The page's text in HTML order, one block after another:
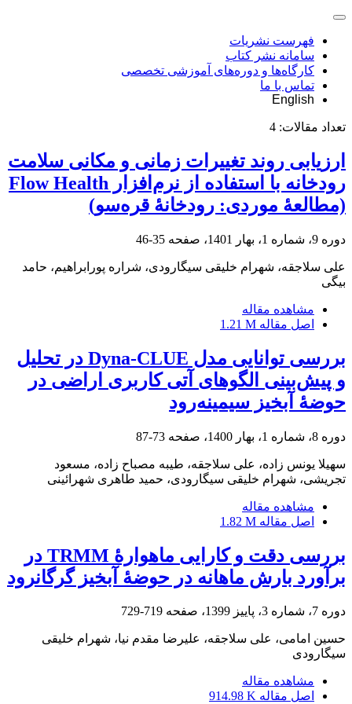
فهرست نشریات
سامانه نشر کتاب
کارگاه‌ها و دوره‌های آموزشی تخصصی
تماس با ما
English
تعداد مقالات: 4
ارزیابی روند تغییرات زمانی و مکانی سلامت
رودخانه با استفاده از نرم‌افزار Flow Health
(مطالعۀ موردی: رودخانۀ قره‌سو)
دوره 9، شماره 1، بهار 1401، صفحه 35-46
علی سلاجقه، شهرام خلیقی سیگارودی، شراره پورابراهیم، حامد
بیگی
مشاهده مقاله
اصل مقاله 1.21 M
بررسی توانایی مدل Dyna-CLUE در تحلیل
و پیش‌بینی الگوهای آتی کاربری اراضی در
حوضۀ آبخیز سیمینه‌رود
دوره 8، شماره 1، بهار 1400، صفحه 73-87
سهیلا یونس زاده، علی سلاجقه، طیبه مصباح زاده، مسعود
تجریشی، شهرام خلیقی سیگارودی، حمید طاهری شهرائینی
مشاهده مقاله
اصل مقاله 1.82 M
بررسی دقت و کارایی ماهوارۀ TRMM در
برآورد بارش ماهانه در حوضۀ آبخیز گرگانرود
دوره 7، شماره 3، پاییز 1399، صفحه 719-729
حسین امامی، علی سلاجقه، علیرضا مقدم نیا، شهرام خلیقی
سیگارودی
مشاهده مقاله
اصل مقاله 914.98 K